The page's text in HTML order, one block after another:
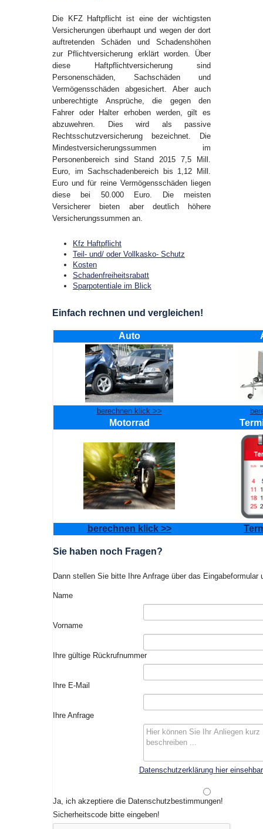
Die KFZ Haftpflicht ist eine der wichtigsten
Versicherungen überhaupt und wegen der dort
auftretenden Schäden und Schadenshöhen
zur Pflichtversicherung erklärt worden. Über
diese Haftpflichtversicherung sind
Personenschäden, Sachschäden und
Vermögensschäden abgesichert. Aber auch
unberechtigte Ansprüche, die gegen den
Fahrer oder Halter erhoben werden, gilt es
abzuwehren. Dies wird als passive
Rechtsschutzversicherung bezeichnet. Die
Mindestversicherungssummen im
Personenbereich sind Stand 2015 7,5 Mill.
Euro, im Sachschadenbereich bis 1,12 Mill.
Euro und für reine Vermögensschäden liegen
diese bei 50.000 Euro. Die meisten
Versicherer bieten aber deutlich höhere
Versicherungssummen an.
Kfz Haftpflicht
Teil- und/ oder Vollkasko- Schutz
Kosten
Schadenfreiheitsrabatt
Sparpotentiale im Blick
Einfach rechnen und vergleichen!
Auto
berechnen klick >>
Motorrad
berechnen klick >>
Sie haben noch Fragen?
Dann stellen Sie bitte Ihre Anfrage über das Eingabeformular
Name
Vorname
Ihre gültige Rückrufnummer
Ihre E-Mail
Ihre Anfrage
Datenschutzerklärung hier
Ja, ich akzeptiere die Datenschutzbestimmungen!
Sicherheitscode bitte eingeben!